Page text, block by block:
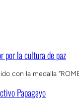
por la cultura de paz
la medalla
Papagayo